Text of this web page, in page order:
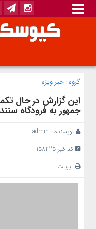
گروه : خبر ویژه
این گزارش در حال
جمهور به فرودگاه
نویسنده : admin
کد خبر 158225
پرینت